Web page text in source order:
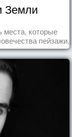
Земли
места, которые
пейзажи,